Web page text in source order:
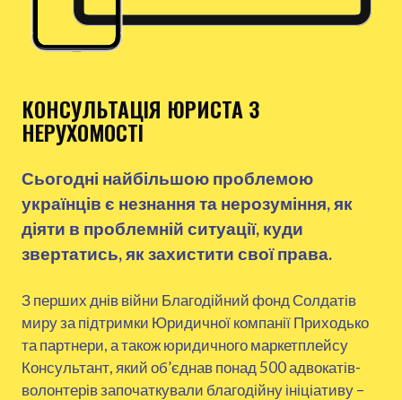
КОНСУЛЬТАЦІЯ ЮРИСТА З
НЕРУХОМОСТІ
Сьогодні найбільшою проблемою
українців є незнання та нерозуміння, як
діяти в проблемній ситуації, куди
звертатись, як захистити свої права.
З перших днів війни Благодійний фонд Солдатів
миру за підтримки Юридичної компанії Приходько
та партнери, а також юридичного маркетплейсу
Консультант, який об’єднав понад 500 адвокатів-
волонтерів започаткували благодійну ініціативу –